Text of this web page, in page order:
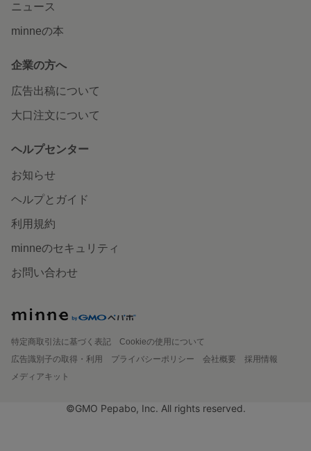
ニュース
minneの本
企業の方へ
広告出稿について
大口注文について
ヘルプセンター
お知らせ
ヘルプとガイド
利用規約
minneのセキュリティ
お問い合わせ
特定商取引法に基づく表記
Cookieの使用について
広告識別子の取得・利用
プライバシーポリシー 会社概要
採用情報
メディアキット
©GMO Pepabo, Inc. All rights reserved.